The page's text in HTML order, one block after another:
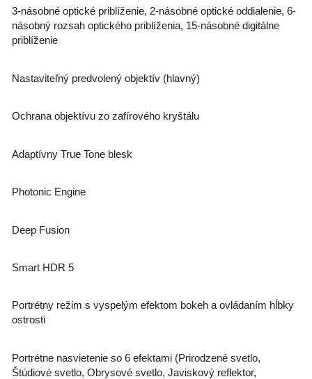
3-násobné optické priblíženie, 2-násobné optické oddialenie, 6-
násobný rozsah optického priblíženia, 15-násobné digitálne
priblíženie
Nastaviteľný predvolený objektív (hlavný)
Ochrana objektívu zo zafírového kryštálu
Adaptívny True Tone blesk
Photonic Engine
Deep Fusion
Smart HDR 5
Portrétny režim s vyspelým efektom bokeh a ovládaním hĺbky
ostrosti
Portrétne nasvietenie so 6 efektami (Prirodzené svetlo,
Štúdiové svetlo, Obrysové svetlo, Javiskový reflektor,